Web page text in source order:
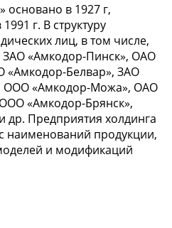
основано в 1927 г,
г. В структуру
лиц, в том числе,
«Амкодор-Пинск», ОАО
Белвар», ЗАО
ООО «Амкодор-Можа», ОАО
«Амкодор-Брянск»,
др. Предприятия холдинга
наименований продукции,
и модификаций